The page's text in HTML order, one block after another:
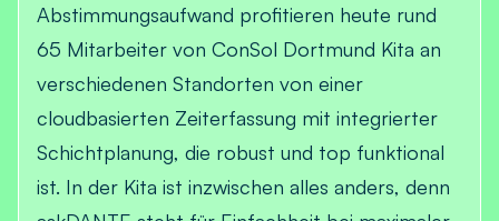
Abstimmungsaufwand profitieren heute rund
65 Mitarbeiter von ConSol Dortmund Kita an
verschiedenen Standorten von einer
cloudbasierten Zeiterfassung mit integrierter
Schichtplanung, die robust und top funktional
ist. In der Kita ist inzwischen alles anders, denn